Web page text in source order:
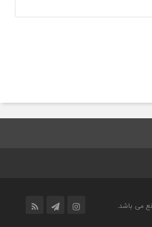
مي باشد.